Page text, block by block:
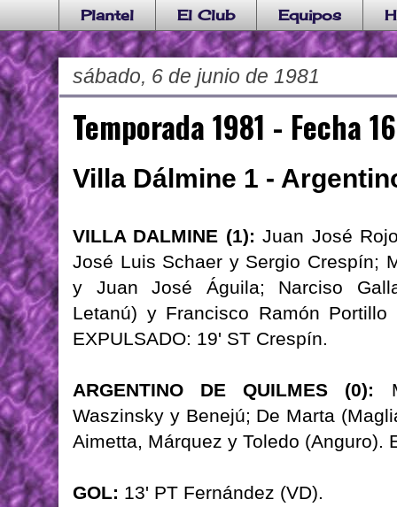
Plantel El Club Equipos
sábado, 6 de junio de 1981
Temporada 1981 - Fecha 16
Villa Dálmine 1 -
VILLA DALMINE (1): Juan José
José Luis Schaer y Sergio Crespín;
y Juan José Águila; Narciso
Letanú) y Francisco Ramón
EXPULSADO: 19' ST Crespín.
ARGENTINO DE QUILMES (0):
Waszinsky y Benejú; De Marta
Aimetta, Márquez y Toledo (Anguro).
GOL: 13' PT Fernández (VD).